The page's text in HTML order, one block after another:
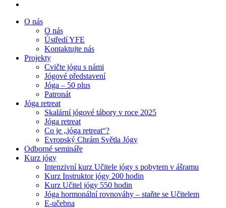
O nás
O nás
Ústředí YFE
Kontaktujte nás
Projekty
Cvičte jógu s námi
Jógové představení
Jóga – 50 plus
Patronát
Jóga retreat
Skalární jógové tábory v roce 2025
Jóga retreat
Co je „jóga retreat“?
Evropský Chrám Světla Jógy
Odborné semináře
Kurz jógy
Intenzivní kurz Učitele jógy s pobytem v ášramu
Kurz Instruktor jógy 200 hodin
Kurz Učitel jógy 550 hodin
Jóga hormonální rovnováhy – staňte se Učitelem
E-učebna